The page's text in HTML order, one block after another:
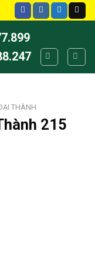
THÀNH
215